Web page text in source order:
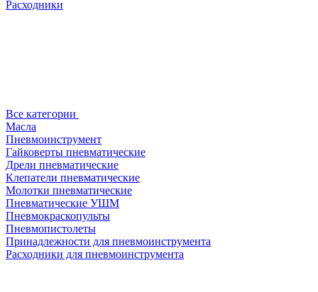
Расходники
Все категории
Масла
Пневмоинструмент
Гайковерты пневматические
Дрели пневматические
Клепатели пневматические
Молотки пневматические
Пневматические УШМ
Пневмокраскопульты
Пневмопистолеты
Принадлежности для пневмоинструмента
Расходники для пневмоинструмента